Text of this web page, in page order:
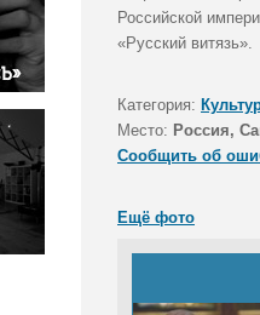
Российской
«Русский витязь».
Категория:
Место: Россия,
Сообщить об
Ещё фото